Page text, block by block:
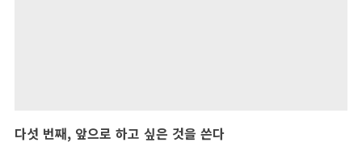
다섯 번째, 앞으로 하고 싶은 것을 쓴다